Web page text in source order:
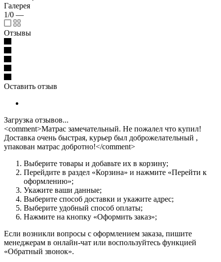
Галерея
1/0 —
Отзывы
Оставить отзыв
Загрузка отзывов...
<comment>Матрас замечательный. Не пожалел что купил!
Доставка очень быстрая, курьер был доброжелательный ,
упакован матрас добротно!</comment>
Выберите товары и добавьте их в корзину;
Перейдите в раздел «Корзина» и нажмите «Перейти к
оформлению»;
Укажите ваши данные;
Выберите способ доставки и укажите адрес;
Выберите удобный способ оплаты;
Нажмите на кнопку «Оформить заказ»;
Если возникли вопросы с оформлением заказа, пишите
менеджерам в онлайн-чат или воспользуйтесь функцией
«Обратный звонок».